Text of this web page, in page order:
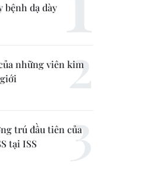
bệnh dạ dày
những viên kim
trú đầu tiên của
tại ISS